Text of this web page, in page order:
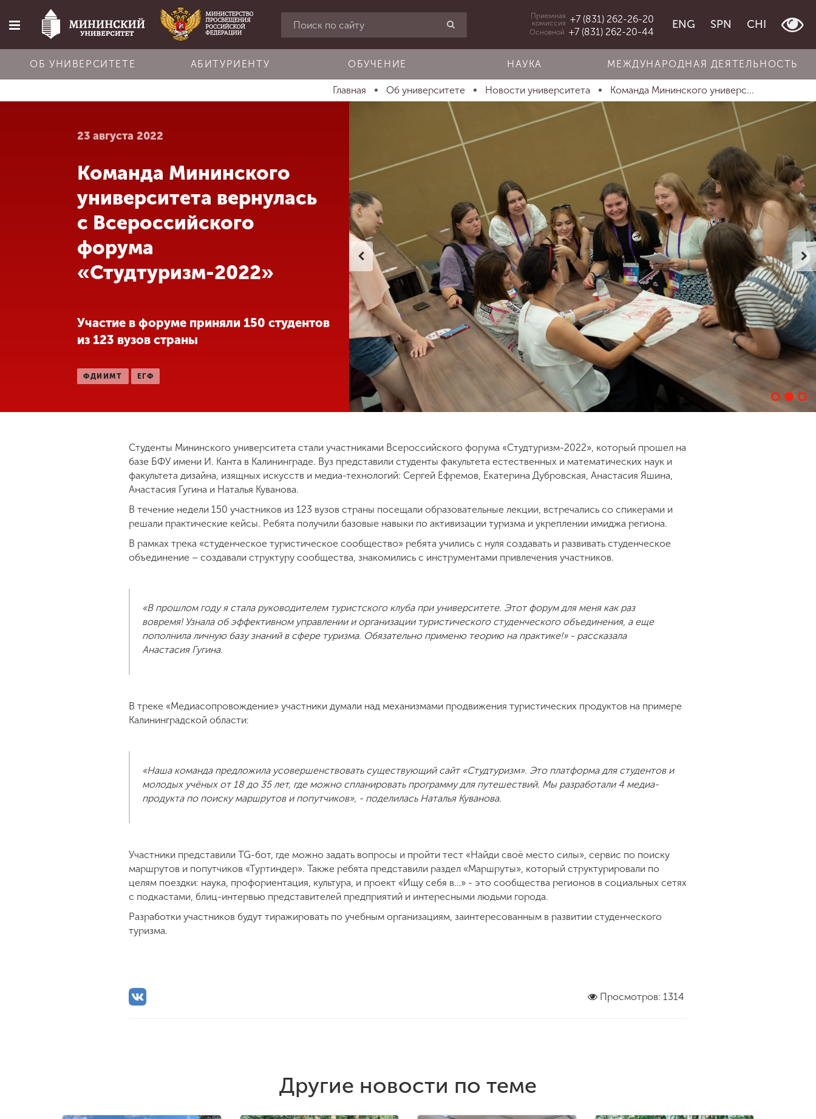
Главная
Об университете
Абитуриенту
Обучение
Другие виды
Приемная
комиссия +7 (831) 262-26-20
Основной +7 (831) 262-20-44
ENG SPN CHI
ОБ УНИВЕРСИТЕТЕ АБИТУРИЕНТУ ОБУЧЕНИЕ НАУКА МЕЖДУНАРОДНАЯ ДЕЯТЕЛЬНОСТЬ
Главная Об университете Новости университета Команда Мининского универс...
23 августа 2022
Команда Мининского
университета вернулась
с Всероссийского
форума
«Студтуризм-2022»
Участие в форуме приняли 150 студентов
из 123 вузов страны
ФДИИМТ ЕГФ
Студенты Мининского университета стали участниками Всероссийского форума «Студтуризм-2022», который прошел на
базе БФУ имени И. Канта в Калининграде. Вуз представили студенты факультета естественных и математических наук и
факультета дизайна, изящных искусств и медиа-технологий: Сергей Ефремов, Екатерина Дубровская, Анастасия Яшина,
Анастасия Гугина и Наталья Куванова.
В течение недели 150 участников из 123 вузов страны посещали образовательные лекции, встречались со спикерами и
решали практические кейсы. Ребята получили базовые навыки по активизации туризма и укреплении имиджа региона.
В рамках трека «студенческое туристическое сообщество» ребята учились с нуля создавать и развивать студенческое
объединение – создавали структуру сообщества, знакомились с инструментами привлечения участников.
«В прошлом году я стала руководителем туристского клуба при университете. Этот форум для меня как раз
вовремя! Узнала об эффективном управлении и организации туристического студенческого объединения, а еще
пополнила личную базу знаний в сфере туризма. Обязательно применю теорию на практике!» - рассказала
Анастасия Гугина.
В треке «Медиасопровождение» участники думали над механизмами продвижения туристических продуктов на примере
Калининградской области:
«Наша команда предложила усовершенствовать существующий сайт «Студтуризм». Это платформа для студентов и
молодых учёных от 18 до 35 лет, где можно спланировать программу для путешествий. Мы разработали 4 медиа-
продукта по поиску маршрутов и попутчиков», - поделилась Наталья Куванова.
Участники представили TG-бот, где можно задать вопросы и пройти тест «Найди своё место силы», сервис по поиску
маршрутов и попутчиков «Туртиндер». Также ребята представили раздел «Маршруты», который структурировали по
целям поездки: наука, профориентация, культура, и проект «Ищу себя в…» - это сообщества регионов в социальных сетях
с подкастами, блиц-интервью представителей предприятий и интересными людьми города.
Разработки участников будут тиражировать по учебным организациям, заинтересованным в развитии студенческого
туризма.
Просмотров: 1314
Другие новости по теме